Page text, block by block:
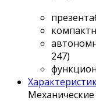
247)